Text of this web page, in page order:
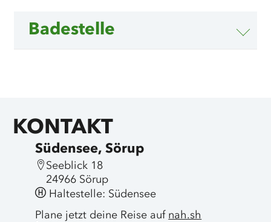
Badestelle
KONTAKT
Südensee, Sörup
Seeblick 18
24966 Sörup
Haltestelle: Südensee
Plane jetzt deine Reise auf nah.sh